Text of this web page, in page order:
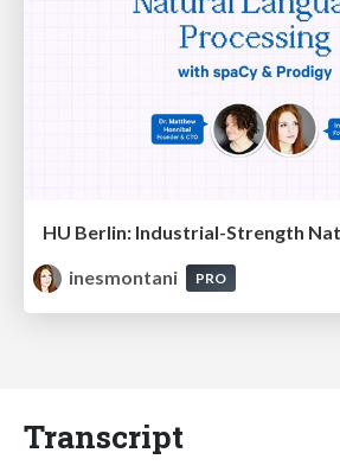
inesmontani
PRO
Transcript